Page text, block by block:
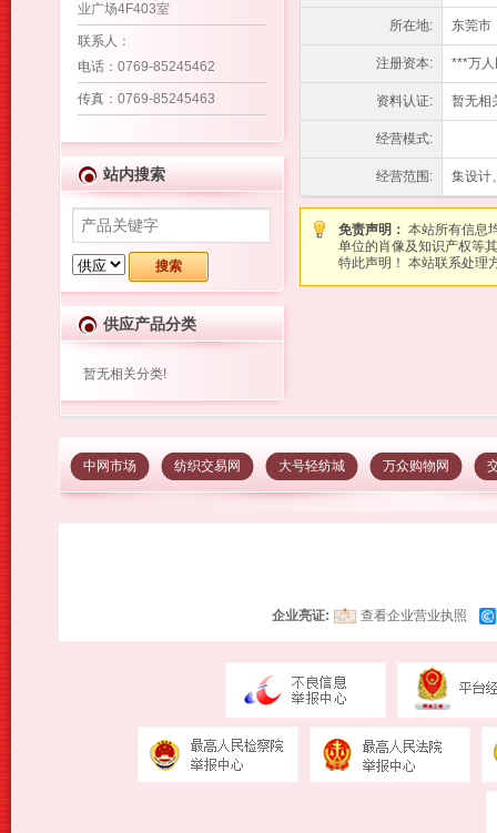
业广场4F403室
联系人 ：
电话 ：0769-85245462
传真 ：0769-85245463
站内搜索
供应产品分类
暂无相关分类!
所在地: 东莞市
注册资本: ***万
资料认证: 暂无相
经营模式:
经营范围: 集设计
免责声明： 本站所有信息
单位的肖像及知识产权等
特此声明！ 本站联系处理
中网市场 纺织交易网 大号轻纺城 万众购物网
企业亮证: 查看企业营业执照